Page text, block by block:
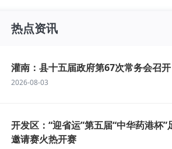
热点资讯
灌南：县十五届政府第67次常务会召开
2026-08-03
开发区：“迎省运”第五届“中华药港杯”
邀请赛火热开赛